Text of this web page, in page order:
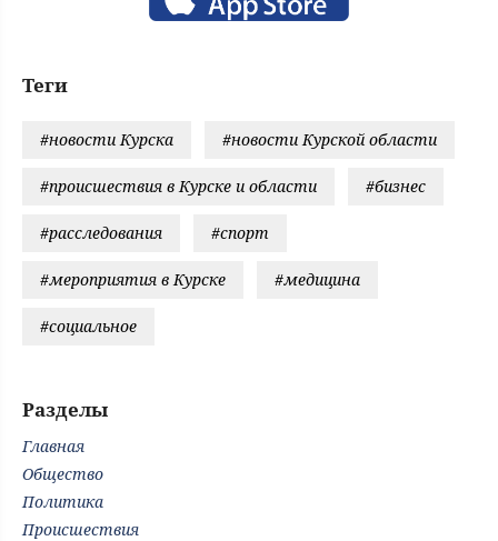
Теги
#новости Курска #новости Курской области
#происшествия в Курске и области #бизнес
#расследования #спорт
#мероприятия в Курске #медицина
#социальное
Разделы
Главная
Общество
Политика
Происшествия